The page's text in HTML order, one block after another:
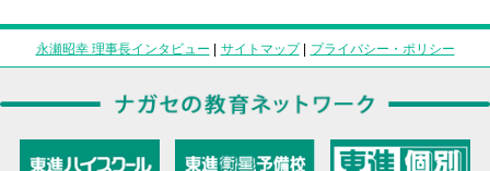
永瀬昭幸 理事長インタビュー | サイトマップ| プライバシー・ポリシー